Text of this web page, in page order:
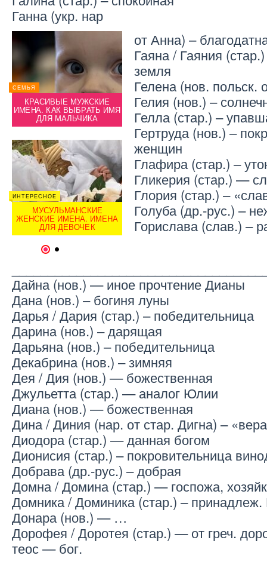
Ганна (укр. нар
СЕМЬЯ
КРАСИВЫЕ МУЖСКИЕ
ИМЕНА. КАК ВЫБРАТЬ ИМЯ
ДЛЯ МАЛЬЧИКА
ИНТЕРЕСНОЕ
МУСУЛЬМАНСКИЕ
ЖЕНСКИЕ ИМЕНА. ИМЕНА
ДЛЯ ДЕВОЧЕК
КАК ПРАВИЛЬНО ВЫБРАТЬ
ПУДРУ ДЛЯ ЛИЦА
КАК ВЫБРАТЬ СВАДЕБНЫЙ
БУКЕТ
СЕМЬЯ
от Анна) –
Гаяна / Гаяния
земля
Гелена (нов. польск.
Гелия (нов.) –
Гелла (стар.) –
Гертруда (нов.) –
женщин
Глафира (стар.) –
Гликерия (стар.) —
Глория (стар.) –
Голуба (др.-рус.) –
Горислава (слав.) –
Дайна (нов.) — иное прочтение Дианы
Дана (нов.) – богиня луны
Дарья / Дария (стар.) – победительница
Дарина (нов.) – дарящая
Дарьяна (нов.) – победительница
Декабрина (нов.) – зимняя
Дея / Дия (нов.) — божественная
Джульетта (стар.) — аналог Юлии
Диана (нов.) — божественная
Дина / Диния (нар. от стар. Дигна) –
Диодора (стар.) — данная богом
Дионисия (стар.) – покровительница
Добрава (др.-рус.) – добрая
Домна / Домина (стар.) — госпожа,
Домника / Доминика (стар.) – принадлеж.
Донара (нов.) — …
Дорофея / Доротея (стар.) — от греч.
теос — бог.